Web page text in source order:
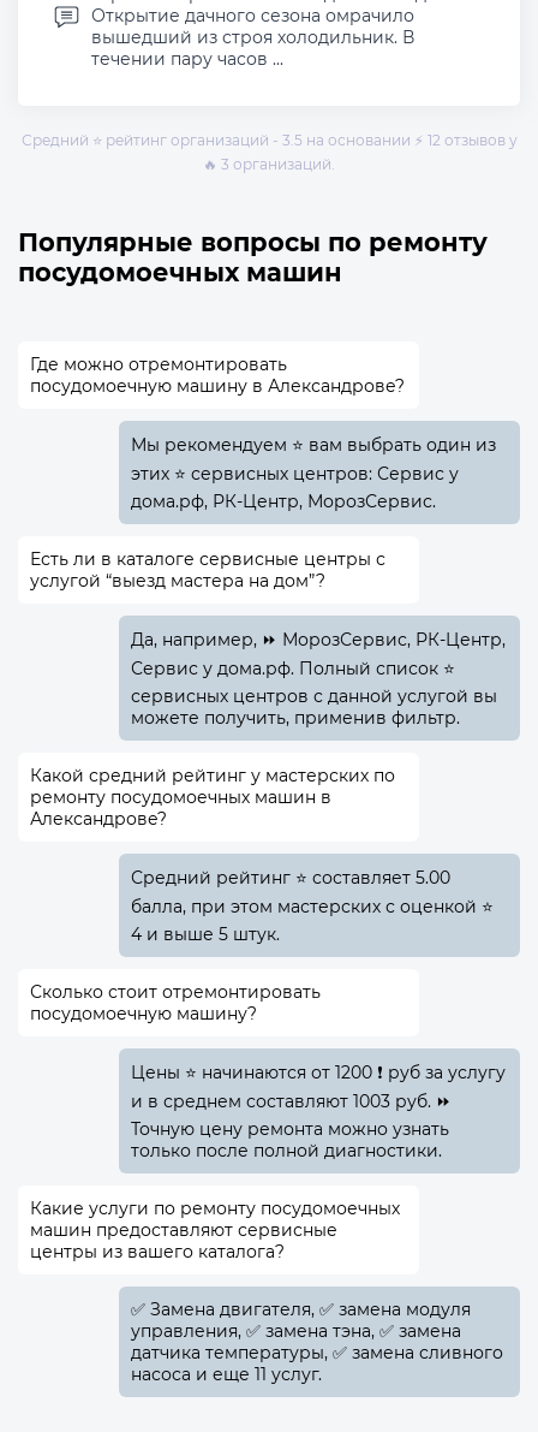
Открытие дачного сезона омрачило
вышедший из строя холодильник. В
течении пару часов ...
Средний ⭐ рейтинг организаций - 3.5 на основании ⚡ 12 отзывов у
🔥 3 организаций.
Популярные вопросы по ремонту
посудомоечных машин
Где можно отремонтировать
посудомоечную машину в Александрове?
Мы рекомендуем ⭐ вам выбрать один из
этих ⭐ сервисных центров: Сервис у
дома.рф, РК-Центр, МорозСервис.
Есть ли в каталоге сервисные центры с
услугой “выезд мастера на дом”?
Да, например, ⏩ МорозСервис, РК-Центр,
Сервис у дома.рф. Полный список ⭐
сервисных центров с данной услугой вы
можете получить, применив фильтр.
Какой средний рейтинг у мастерских по
ремонту посудомоечных машин в
Александрове?
Средний рейтинг ⭐ составляет 5.00
балла, при этом мастерских с оценкой ⭐
4 и выше 5 штук.
Сколько стоит отремонтировать
посудомоечную машину?
Цены ⭐ начинаются от 1200 ❗ руб за услугу
и в среднем составляют 1003 руб. ⏩
Точную цену ремонта можно узнать
только после полной диагностики.
Какие услуги по ремонту посудомоечных
машин предоставляют сервисные
центры из вашего каталога?
✅️ Замена двигателя, ✅️ замена модуля
управления, ✅️ замена тэна, ✅️ замена
датчика температуры, ✅️ замена сливного
насоса и еще 11 услуг.